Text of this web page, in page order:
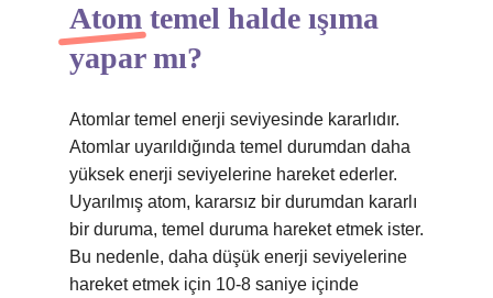
Atom temel halde ışıma
yapar mı?
Atomlar temel enerji seviyesinde kararlıdır.
Atomlar uyarıldığında temel durumdan daha
yüksek enerji seviyelerine hareket ederler.
Uyarılmış atom, kararsız bir durumdan kararlı
bir duruma, temel duruma hareket etmek ister.
Bu nedenle, daha düşük enerji seviyelerine
hareket etmek için 10-8 saniye içinde